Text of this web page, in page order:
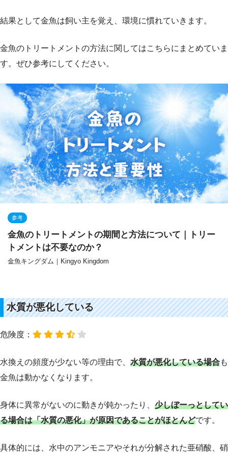
結果として金魚は飼い主を覚え、環境に慣れていきます。
金魚のトリートメントの方法に関してはこちらにまとめていま
す。ぜひ参考にしてください。
参考
金魚のトリートメントの期間と方法について｜トリー
トメントは不要なのか？
金魚キングダム｜Kingyo Kingdom
水質が悪化している
危険度：
水換えの頻度が少ない等の理由で、 水質が悪化している場合も
金魚は動かなくなります。
身体に異常がないのに動きが鈍かったり、 少しぼーっとしてい
る場合は「水質の悪化」が原因であることがほとんどです。
具体的には、水中のアンモニアやそれが分解された亜硝酸、硝